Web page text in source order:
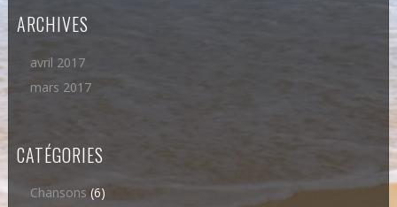
ARCHIVES
avril 2017
mars 2017
CATÉGORIES
Chansons (6)